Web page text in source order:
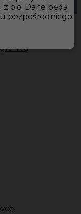
z o.o. Dane będą
bezpośredniego